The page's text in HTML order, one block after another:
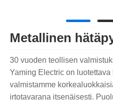
Metallinen
30 vuoden teollisen
Yaming Electric on
valmistamme
irtotavarana itsenäisesti.